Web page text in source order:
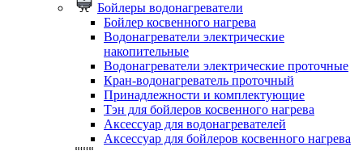
Бойлеры водонагреватели
Бойлер косвенного нагрева
Водонагреватели электрические
накопительные
Водонагреватели электрические проточные
Кран-водонагреватель проточный
Принадлежности и комплектующие
Тэн для бойлеров косвенного нагрева
Аксессуар для водонагревателей
Аксессуар для бойлеров косвенного нагрева